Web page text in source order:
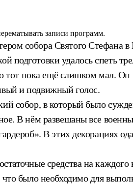
записи программ.
собора Святого Стефана в
подготовки удалось спеть
тот пока ещё слишком мал.
и подвижный голос.
собор, в который было
В нём развешаны все
В этих декорациях
средства на
было необходимо для